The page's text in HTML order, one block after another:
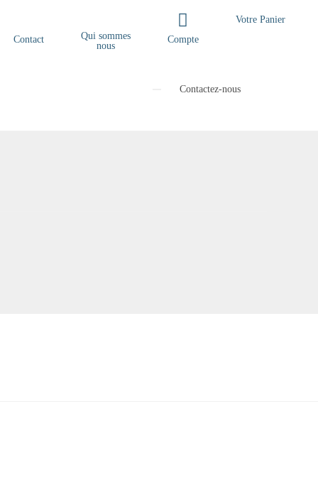
Contact
Qui sommes
nous
Compte
Votre Panier
Contactez-nous